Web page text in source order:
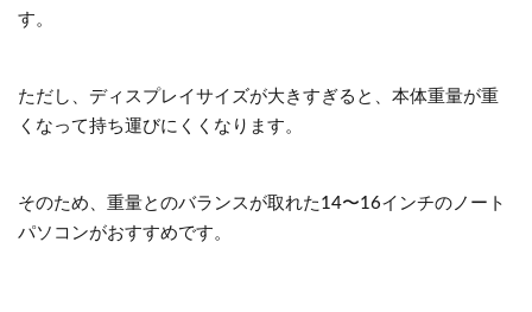
す。
ただし、ディスプレイサイズが大きすぎると、本体重量が重
くなって持ち運びにくくなります。
そのため、重量とのバランスが取れた14〜16インチのノート
パソコンがおすすめです。